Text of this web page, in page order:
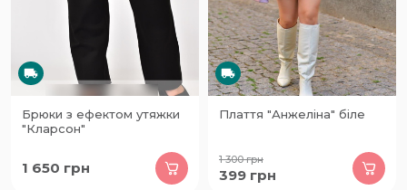
Брюки з ефектом утяжки
"Кларсон"
1 650 грн
Плаття "Анжеліна" біле
1 300грн
399 грн